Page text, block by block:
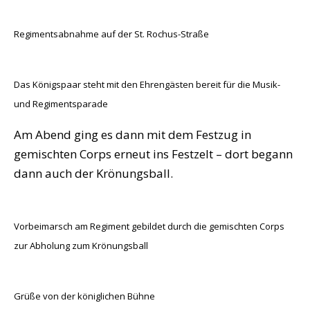
Regimentsabnahme auf der St. Rochus-Straße
Das Königspaar steht mit den Ehrengästen bereit für die Musik-
und Regimentsparade
Am Abend ging es dann mit dem Festzug in
gemischten Corps erneut ins Festzelt – dort begann
dann auch der Krönungsball.
Vorbeimarsch am Regiment gebildet durch die gemischten Corps
zur Abholung zum Krönungsball
Grüße von der königlichen Bühne